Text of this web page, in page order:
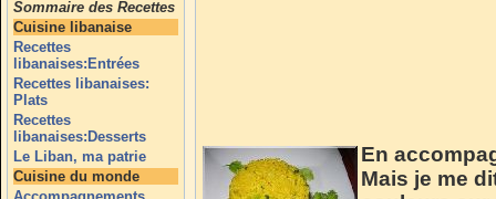
Sommaire des Recettes
Cuisine libanaise
Recettes
libanaises:Entrées
Recettes libanaises:
Plats
Recettes
libanaises:Desserts
Le Liban, ma patrie
Cuisine du monde
En
Mais je me